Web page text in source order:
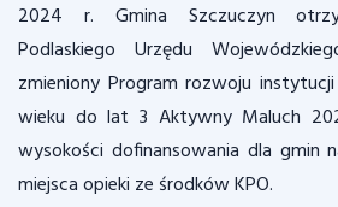
2024 r. Gmina Szczuczyn
Podlaskiego Urzędu
zmieniony Program rozwoju
wieku do lat 3 Aktywny Maluch
wysokości dofinansowania dla gmin
miejsca opieki ze środków KPO.